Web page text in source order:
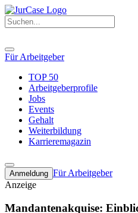
Für Arbeitgeber
TOP 50
Arbeitgeberprofile
Jobs
Events
Gehalt
Weiterbildung
Karrieremagazin
Anmeldung Für Arbeitgeber
Anzeige
Mandantenakquise: